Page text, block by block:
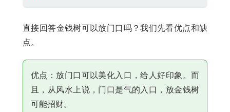
直接回答金钱树可以放门口吗？我们先看优点和缺
点。
优点：放门口可以美化入口，给人好印象。而
且，从风水上说，门口是气的入口，放金钱树
可能招财。